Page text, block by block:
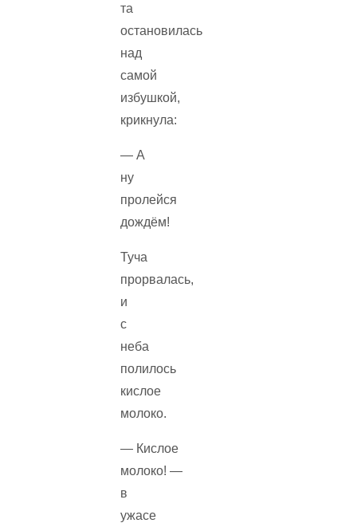
та
остановилась
над
самой
избушкой,
крикнула:
— А
ну
пролейся
дождём!
Туча
прорвалась,
и
с
неба
полилось
кислое
молоко.
— Кислое
молоко! —
в
ужасе